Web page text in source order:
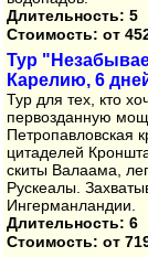
Длительность: 5
Стоимость: от
Тур
Карелию, 6
Тур для тех, кто
первозданную
Петропавловская
цитаделей
скиты Валаама,
Рускеалы.
Ингерманландии.
Длительность: 6
Стоимость: от